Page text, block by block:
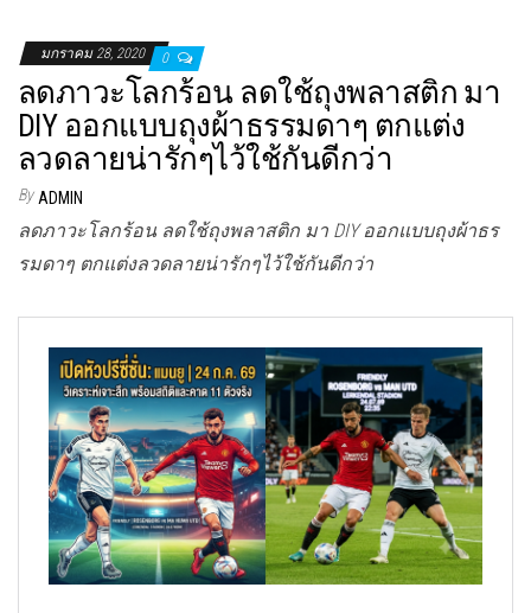
มกราคม 28, 2020 0
ลดภาวะโลกร้อน ลดใช้ถุงพลาสติก มา
DIY ออกแบบถุงผ้าธรรมดาๆ ตกแต่ง
ลวดลายน่ารักๆไว้ใช้กันดีกว่า
By ADMIN
ลดภาวะโลกร้อน ลดใช้ถุงพลาสติก มา DIY ออกแบบถุงผ้าธร
รมดาๆ ตกแต่งลวดลายน่ารักๆไว้ใช้กันดีกว่า